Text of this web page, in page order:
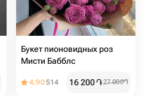
Букет пионовидных роз
Мисти Бабблс
4.90514 16 200֏27 000֏